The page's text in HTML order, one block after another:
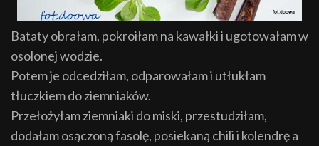
Bataty obrałam, pokroiłam na kawałki i ugotowałam w
osolonej wodzie.
Potem je odcedziłam, odparowałam i utłukłam
tłuczkiem do ziemniaków.
Przełożyłam ziemniaki do miski, przestudziłam,
dodałam osączoną fasolę, posiekaną chili i kolendrę a